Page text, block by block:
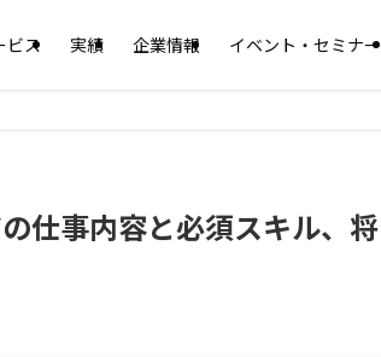
ビス 実績 企業情報 イベント・セミナー
仕事内容と必須スキル、将